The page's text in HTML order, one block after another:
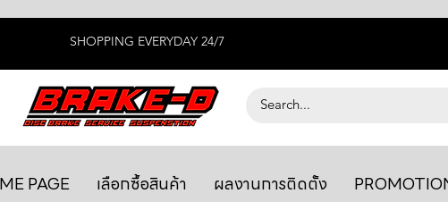
SHOPPING EVERYDAY 24/7
PAGE เลือกซื้อสินค้า ผลงานการติดตั้ง